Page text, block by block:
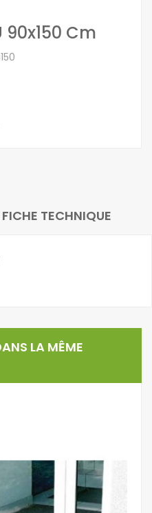
90x150 Cm
FICHE TECHNIQUE
LA MÊME